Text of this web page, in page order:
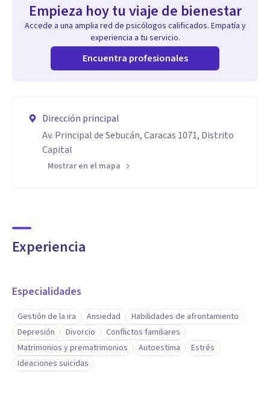
Empieza hoy tu viaje de bienestar
Accede a una amplia red de psicólogos calificados. Empatía y
experiencia a tu servicio.
Encuentra profesionales
Dirección principal
Av. Principal de Sebucán, Caracas 1071, Distrito
Capital
Mostrar en el mapa
Experiencia
Especialidades
Gestión de la ira Ansiedad
Habilidades de afrontamiento
Depresión
Divorcio
Conflictos familiares
Matrimonios y prematrimonios
Autoestima
Estrés
Ideaciones suicidas